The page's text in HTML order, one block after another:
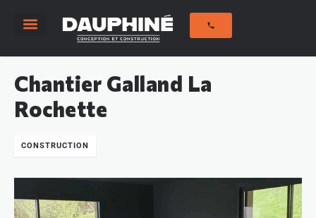
Chantier Galland La
Rochette
CONSTRUCTION